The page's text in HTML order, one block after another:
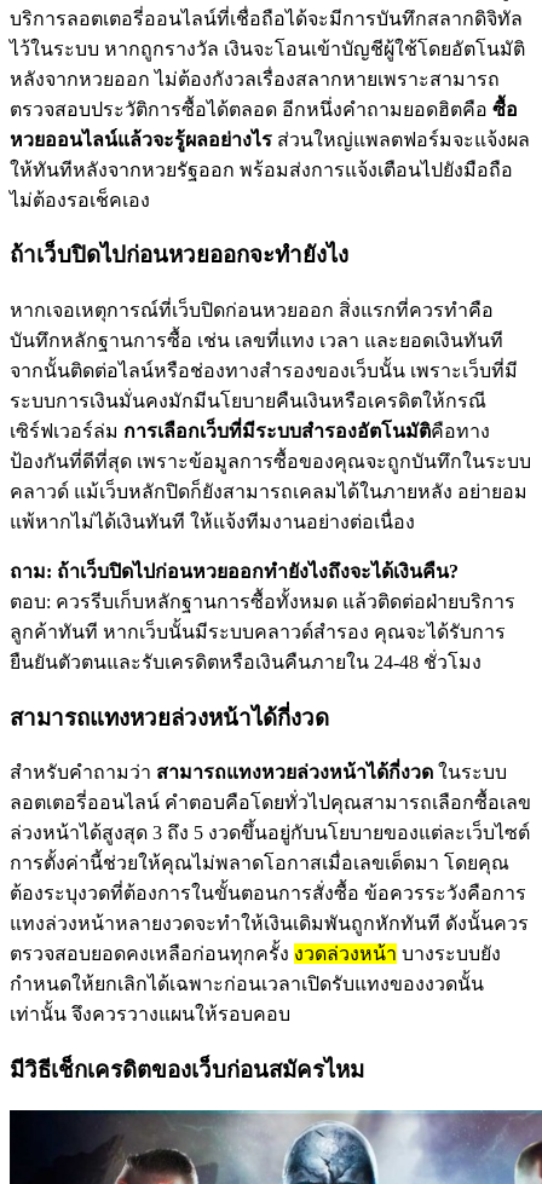
บริการลอตเตอรี่ออนไลน์ที่เชื่อถือได้จะมีการบันทึกสลากดิจิทัล
ไว้ในระบบ หากถูกรางวัล เงินจะโอนเข้าบัญชีผู้ใช้โดยอัตโนมัติ
หลังจากหวยออก ไม่ต้องกังวลเรื่องสลากหายเพราะสามารถ
ตรวจสอบประวัติการซื้อได้ตลอด อีกหนึ่งคำถามยอดฮิตคือ ซื้อ
หวยออนไลน์แล้วจะรู้ผลอย่างไร ส่วนใหญ่แพลตฟอร์มจะแจ้งผล
ให้ทันทีหลังจากหวยรัฐออก พร้อมส่งการแจ้งเตือนไปยังมือถือ
ไม่ต้องรอเช็คเอง
ถ้าเว็บปิดไปก่อนหวยออกจะทำยังไง
หากเจอเหตุการณ์ที่เว็บปิดก่อนหวยออก สิ่งแรกที่ควรทำคือ
บันทึกหลักฐานการซื้อ เช่น เลขที่แทง เวลา และยอดเงินทันที
จากนั้นติดต่อไลน์หรือช่องทางสำรองของเว็บนั้น เพราะเว็บที่มี
ระบบการเงินมั่นคงมักมีนโยบายคืนเงินหรือเครดิตให้กรณี
เซิร์ฟเวอร์ล่ม การเลือกเว็บที่มีระบบสำรองอัตโนมัติคือทาง
ป้องกันที่ดีที่สุด เพราะข้อมูลการซื้อของคุณจะถูกบันทึกในระบบ
คลาวด์ แม้เว็บหลักปิดก็ยังสามารถเคลมได้ในภายหลัง อย่ายอม
แพ้หากไม่ได้เงินทันที ให้แจ้งทีมงานอย่างต่อเนื่อง
ถาม: ถ้าเว็บปิดไปก่อนหวยออกทำยังไงถึงจะได้เงินคืน?
ตอบ: ควรรีบเก็บหลักฐานการซื้อทั้งหมด แล้วติดต่อฝ่ายบริการ
ลูกค้าทันที หากเว็บนั้นมีระบบคลาวด์สำรอง คุณจะได้รับการ
ยืนยันตัวตนและรับเครดิตหรือเงินคืนภายใน 24-48 ชั่วโมง
สามารถแทงหวยล่วงหน้าได้กี่งวด
สำหรับคำถามว่า สามารถแทงหวยล่วงหน้าได้กี่งวด ในระบบ
ลอตเตอรี่ออนไลน์ คำตอบคือโดยทั่วไปคุณสามารถเลือกซื้อเลข
ล่วงหน้าได้สูงสุด 3 ถึง 5 งวดขึ้นอยู่กับนโยบายของแต่ละเว็บไซต์
การตั้งค่านี้ช่วยให้คุณไม่พลาดโอกาสเมื่อเลขเด็ดมา โดยคุณ
ต้องระบุงวดที่ต้องการในขั้นตอนการสั่งซื้อ ข้อควรระวังคือการ
แทงล่วงหน้าหลายงวดจะทำให้เงินเดิมพันถูกหักทันที ดังนั้นควร
ตรวจสอบยอดคงเหลือก่อนทุกครั้ง งวดล่วงหน้า บางระบบยัง
กำหนดให้ยกเลิกได้เฉพาะก่อนเวลาเปิดรับแทงของงวดนั้น
เท่านั้น จึงควรวางแผนให้รอบคอบ
มีวิธีเช็กเครดิตของเว็บก่อนสมัครไหม